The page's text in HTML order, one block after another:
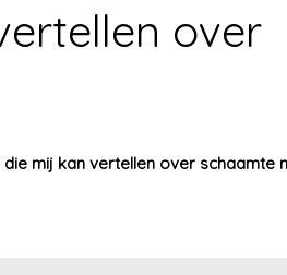
over
mij kan vertellen over schaamte